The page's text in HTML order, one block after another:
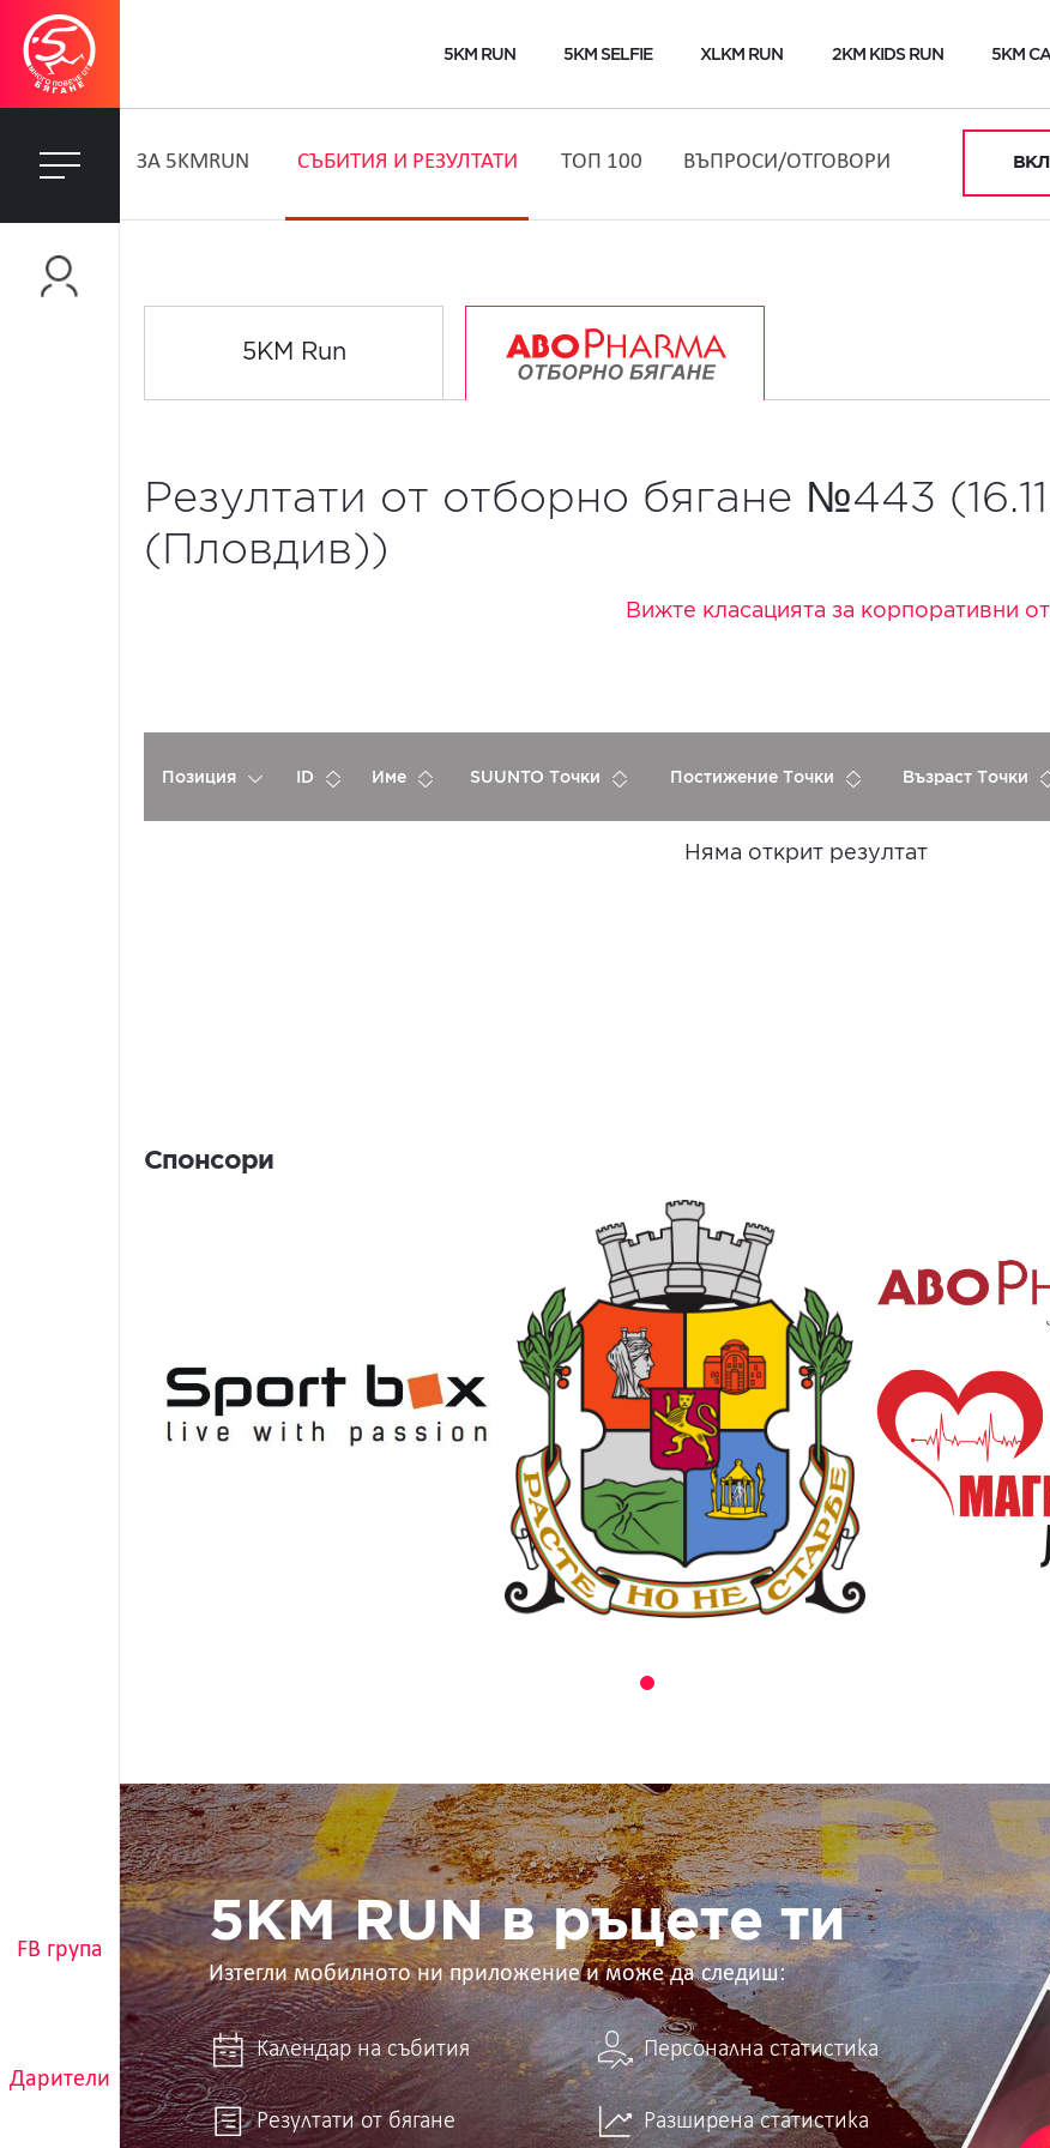
5KM RUN 5KM SELFIE XLKM RUN 2KM KIDS RUN 5KM
FB група
Дарители
ЗA 5KMRUN СЪБИТИЯ И РЕЗУЛТАТИ ТОП 100 ВЪПРОСИ/ОТГОВОРИ
5KM Run
Резултати от отборно бягане №443
(Пловдив))
Вижте класацията за корпоративни
Позиция ID Име SUUNTO Точки Постижение Точки Възраст Точки
Няма открит резултат
Спонсори
5KM
RUN
в
ръцете
ти
5KM RUN в ръцете ти
Изтегли мобилното ни приложение и може да следиш:
Календар на събития Персонална статистика
Резултати от бягане Разширена статистика